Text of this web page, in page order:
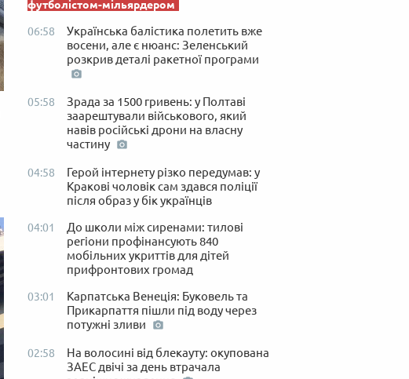
футболістом-мільярдером
06:58
Українська балістика полетить вже
восени, але є нюанс: Зеленський
розкрив деталі ракетної програми
05:58
Зрада за 1500 гривень: у Полтаві
заарештували військового, який
навів російські дрони на власну
частину
04:58
Герой інтернету різко передумав: у
Кракові чоловік сам здався поліції
після образ у бік українців
04:01
До школи між сиренами: тилові
регіони профінансують 840
мобільних укриттів для дітей
прифронтових громад
03:01
Карпатська Венеція: Буковель та
Прикарпаття пішли під воду через
потужні зливи
02:58
На волосині від блекауту: окупована
ЗАЕС двічі за день втрачала